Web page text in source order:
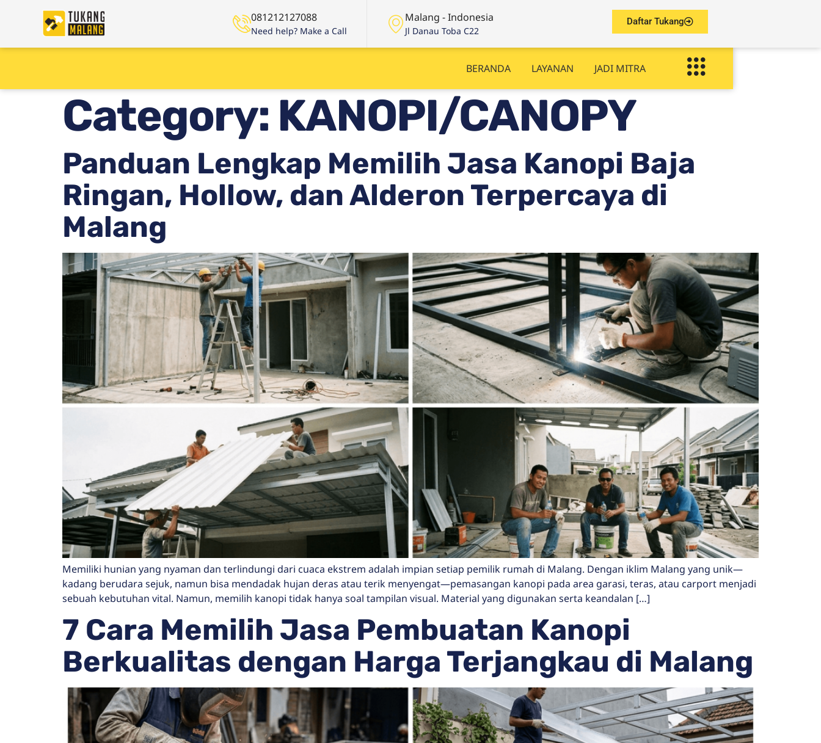
081212127088
Need help? Make a Call
Malang - Indonesia
Jl Danau Toba C22
Daftar Tukang
BERANDA LAYANAN JADI MITRA
Category: KANOPI/CANOPY
Panduan Lengkap Memilih Jasa Kanopi Baja
Ringan, Hollow, dan Alderon Terpercaya di
Malang
Memiliki hunian yang nyaman dan terlindungi dari cuaca ekstrem adalah impian setiap pemilik rumah di Malang. Dengan iklim Malang yang unik—
kadang berudara sejuk, namun bisa mendadak hujan deras atau terik menyengat—pemasangan kanopi pada area garasi, teras, atau carport menjadi
sebuah kebutuhan vital. Namun, memilih kanopi tidak hanya soal tampilan visual. Material yang digunakan serta keandalan […]
7 Cara Memilih Jasa Pembuatan Kanopi
Berkualitas dengan Harga Terjangkau di Malang